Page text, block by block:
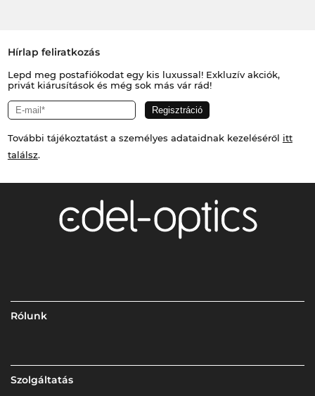
Hírlap feliratkozás
Lepd meg postafiókodat egy kis luxussal! Exkluzív akciók,
privát kiárusítások és még sok más vár rád!
További tájékoztatást a személyes adataidnak kezeléséről itt
találsz.
Rólunk
Szolgáltatás